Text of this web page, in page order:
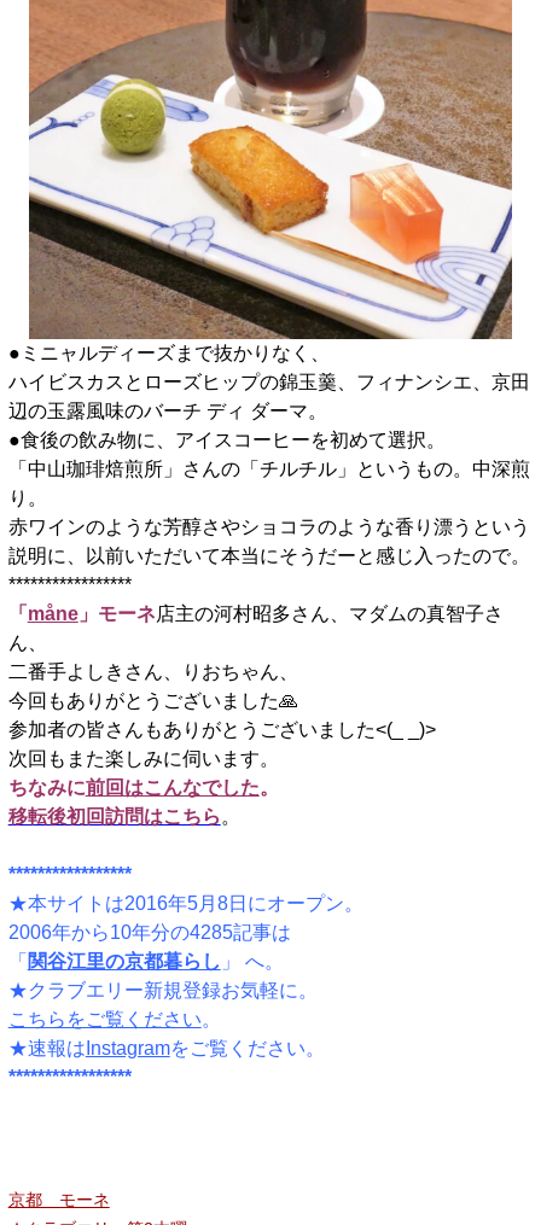
●ミニャルディーズまで抜かりなく、
ハイビスカスとローズヒップの錦玉羹、フィナンシエ、京田
辺の玉露風味のバーチ ディ ダーマ。
●食後の飲み物に、アイスコーヒーを初めて選択。
「中山珈琲焙煎所」さんの「チルチル」というもの。中深煎
り。
赤ワインのような芳醇さやショコラのような香り漂うという
説明に、以前いただいて本当にそうだーと感じ入ったので。
*****************
「 måne」モーネ店主の河村昭多さん、マダムの真智子さ
ん、
二番手よしきさん、りおちゃん、
今回もありがとうございました🙏
参加者の皆さんもありがとうございました<(_ _)>
次回もまた楽しみに伺います。
ちなみに前回はこんなでした。
移転後初回訪問はこちら 。
*****************
★本サイトは2016年5月8日にオープン。
2006年から10年分の4285記事は
「 関谷江里の京都暮らし 」 へ。
★クラブエリー新規登録お気軽に。
こちらをご覧ください。
★速報は Instagramをご覧ください。
*****************
京都 モーネ